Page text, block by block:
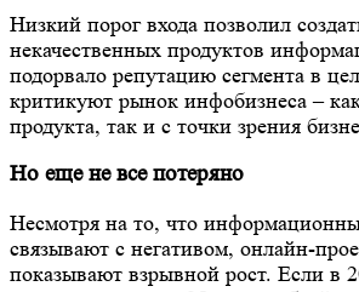
Низкий порог входа позволил
некачественных продуктов
подорвало репутацию сегмента в
критикуют рынок инфобизнеса –
продукта, так и с точки зрения
Но еще не все потеряно
Несмотря на то, что
связывают с негативом, онлайн-
показывают взрывной рост. Если в